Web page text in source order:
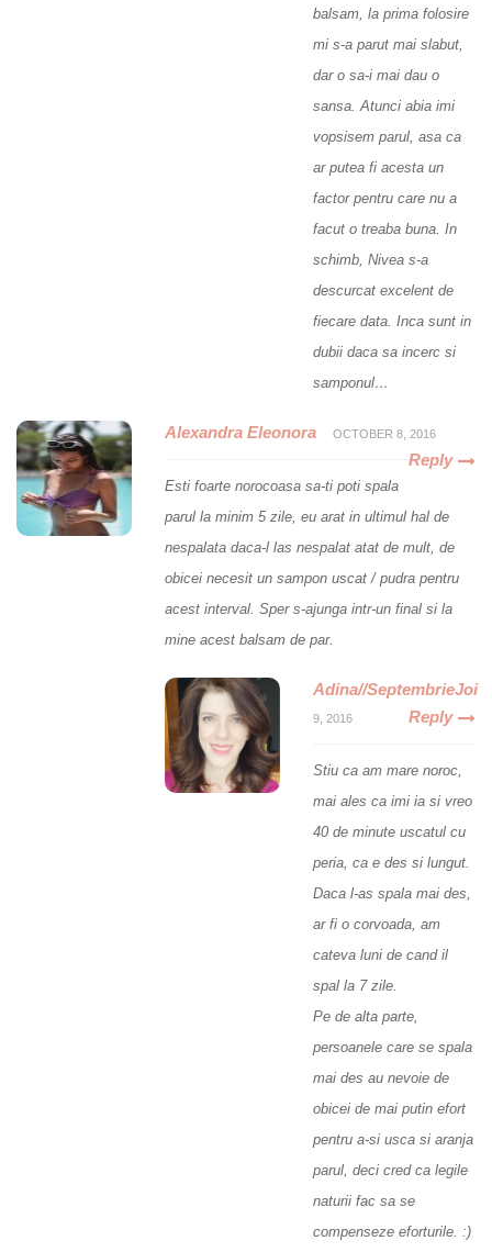
balsam, la prima folosire
mi s-a parut mai slabut,
dar o sa-i mai dau o
sansa. Atunci abia imi
vopsisem parul, asa ca
ar putea fi acesta un
factor pentru care nu a
facut o treaba buna. In
schimb, Nivea s-a
descurcat excelent de
fiecare data. Inca sunt in
dubii daca sa incerc si
samponul…
Alexandra Eleonora OCTOBER 8, 2016
Reply
Esti foarte norocoasa sa-ti poti spala
parul la minim 5 zile, eu arat in ultimul hal de
nespalata daca-l las nespalat atat de mult, de
obicei necesit un sampon uscat / pudra pentru
acest interval. Sper s-ajunga intr-un final si la
mine acest balsam de par.
Adina//SeptembrieJoi
9, 2016 Reply
Stiu ca am mare noroc,
mai ales ca imi ia si vreo
40 de minute uscatul cu
peria, ca e des si lungut.
Daca l-as spala mai des,
ar fi o corvoada, am
cateva luni de cand il
spal la 7 zile.
Pe de alta parte,
persoanele care se spala
mai des au nevoie de
obicei de mai putin efort
pentru a-si usca si aranja
parul, deci cred ca legile
naturii fac sa se
compenseze eforturile. :)